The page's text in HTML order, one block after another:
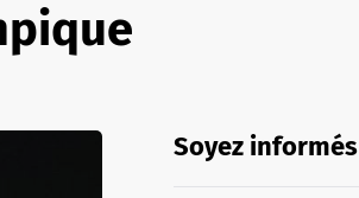
Soyez informés